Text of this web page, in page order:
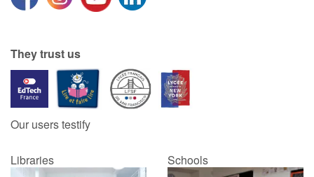
They trust us
Our users testify
Libraries Schools